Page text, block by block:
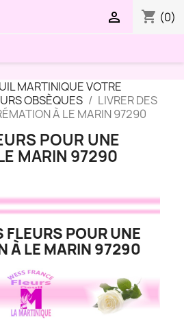
shopping_cart (0)

MARTINIQUE VOTRE
OBSÈQUES
LIVRER DES
À LE MARIN 97290
POUR UNE
MARIN 97290
FLEURS POUR UNE
À LE MARIN 97290